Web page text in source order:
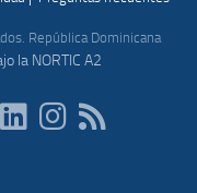
República Dominicana
la NORTIC A2